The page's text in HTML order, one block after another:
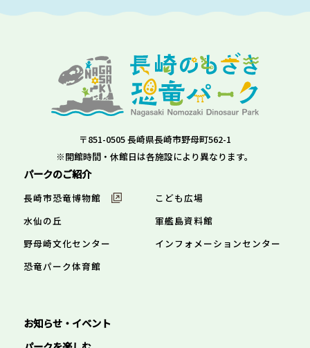
〒851-0505 長崎県長崎市野母町562-1
※開館時間・休館日は各施設により異なります。
パークのご紹介
長崎市恐竜博物館
こども広場
水仙の丘
軍艦島資料館
野母崎文化センター
インフォメーションセンター
恐竜パーク体育館
お知らせ・イベント